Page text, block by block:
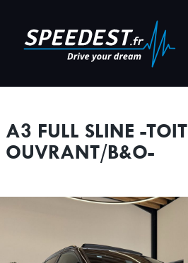
A3 FULL SLINE -TOIT
OUVRANT/B&O-